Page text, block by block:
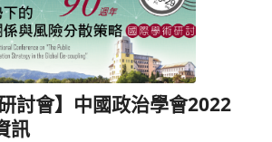
討會】中國政治學會2022
訊